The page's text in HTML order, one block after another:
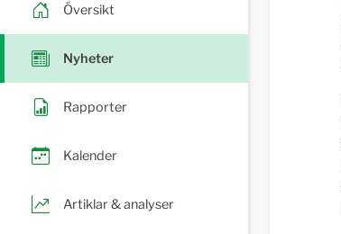
Översikt
Nyheter
Rapporter
Kalender
Artiklar & analyser